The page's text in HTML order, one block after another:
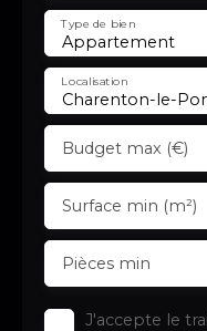
Appartement
Type de bien
Charenton-le-
Localisation
Budget max (€)
Surface min (m²)
Pièces min
J'accepte le